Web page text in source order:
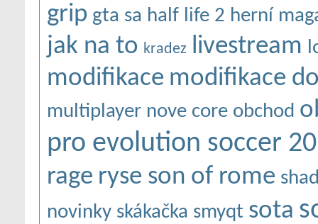
grip gta sa half life 2 herní
jak na to kradez livestream
modifikace modifikace
multiplayer nove core obchod
pro evolution soccer
rage ryse son of rome
novinky skákačka smyqt sota